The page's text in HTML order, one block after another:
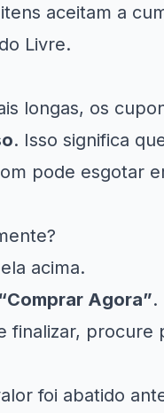
aceitam a
Livre.
longas, os
. Isso significa
pode esgotar
acima.
Agora”.
finalizar, procure
foi abatido